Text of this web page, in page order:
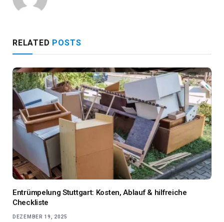
RELATED POSTS
Entrümpelung Stuttgart: Kosten, Ablauf & hilfreiche
Checkliste
DEZEMBER 19, 2025